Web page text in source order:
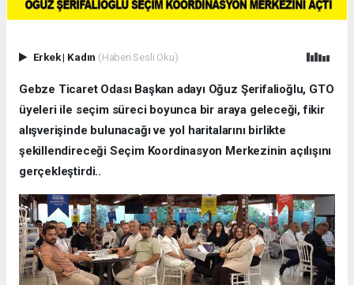
Erkek| Kadın (Haberi Sesli Oku)
Gebze Ticaret Odası Başkan adayı Oğuz Şerifalioğlu, GTO
üyeleri ile seçim süreci boyunca bir araya geleceği, fikir
alışverişinde bulunacağı ve yol haritalarını birlikte
şekillendireceği Seçim Koordinasyon Merkezinin açılışını
gerçekleştirdi..